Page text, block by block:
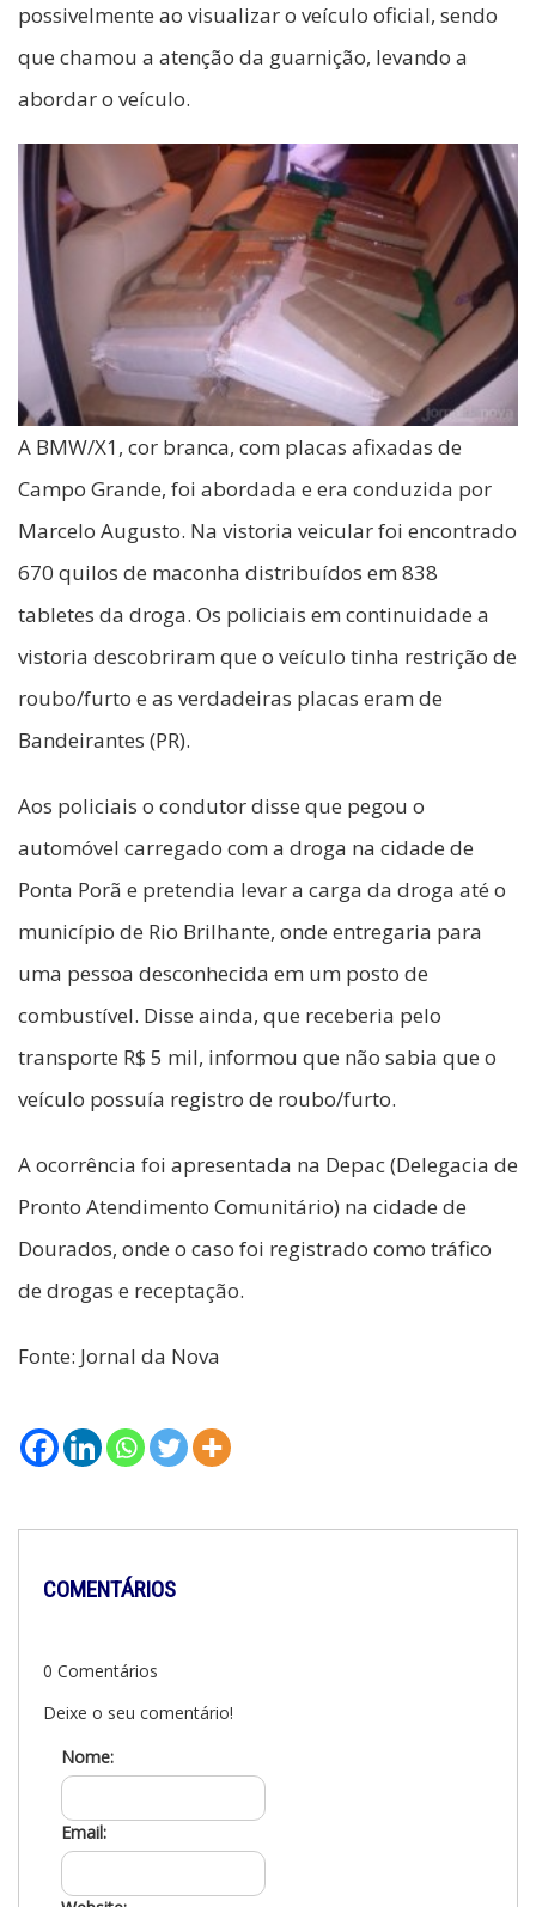
possivelmente ao visualizar o veículo oficial, sendo
que chamou a atenção da guarnição, levando a
abordar o veículo.
A BMW/X1, cor branca, com placas afixadas de
Campo Grande, foi abordada e era conduzida por
Marcelo Augusto. Na vistoria veicular foi encontrado
670 quilos de maconha distribuídos em 838
tabletes da droga. Os policiais em continuidade a
vistoria descobriram que o veículo tinha restrição de
roubo/furto e as verdadeiras placas eram de
Bandeirantes (PR).
Aos policiais o condutor disse que pegou o
automóvel carregado com a droga na cidade de
Ponta Porã e pretendia levar a carga da droga até o
município de Rio Brilhante, onde entregaria para
uma pessoa desconhecida em um posto de
combustível. Disse ainda, que receberia pelo
transporte R$ 5 mil, informou que não sabia que o
veículo possuía registro de roubo/furto.
A ocorrência foi apresentada na Depac (Delegacia de
Pronto Atendimento Comunitário) na cidade de
Dourados, onde o caso foi registrado como tráfico
de drogas e receptação.
Fonte: Jornal da Nova
COMENTÁRIOS
0 Comentários
Deixe o seu comentário!
Nome:
Email: